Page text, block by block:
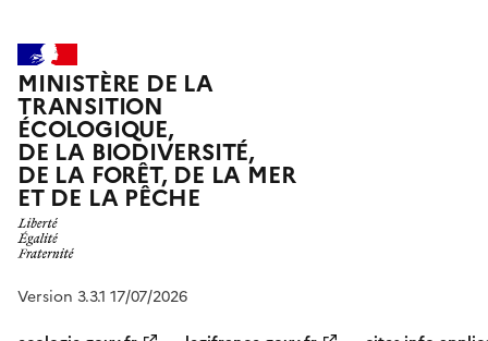
MINISTÈRE DE LA
TRANSITION
ÉCOLOGIQUE,
DE LA BIODIVERSITÉ,
DE LA FORÊT, DE LA MER
ET DE LA PÊCHE
Version 3.3.1 17/07/2026